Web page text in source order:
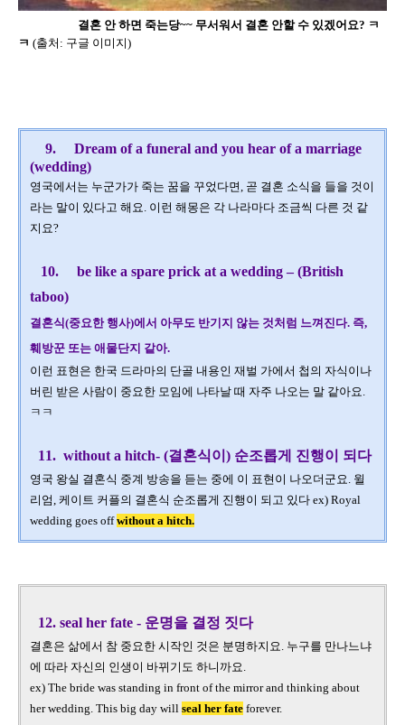
결혼 안 하면 죽는당~~ 무서워서 결혼 안할 수 있겠어요? ㅋ
ㅋ (출처 : 구글 이미지)
9.
Dream of a funeral and you hear of a marriage
(wedding)
영국에서는 누군가가 죽는 꿈을 꾸었다면, 곧 결혼 소식을 들을 것이
라는 말이 있다고 해요. 이런 해몽은 각 나라마다 조금씩 다른 것 같
지요?
10.
be like a spare prick at a wedding – (British
taboo)
결혼식(중요한 행사)에서 아무도 반기지 않는 것처럼 느껴진다. 즉,
훼방꾼 또는 애물단지 같아.
이런 표현은 한국 드라마의 단골 내용인 재벌 가에서 첩의 자식이나
버린 받은 사람이 중요한 모임에 나타날 때 자주 나오는 말 같아요.
ㅋㅋ
11. without a hitch- (결혼식이 ) 순조롭게 진행이 되다
영국 왕실 결혼식 중계 방송을 듣는 중에 이 표현이 나오더군요. 윌
리엄, 케이트 커플의 결혼식 순조롭게 진행이 되고 있다 ex) Royal
wedding goes off without a hitch.
12. seal her fate - 운명을 결정 짓다
결혼은 삶에서 참 중요한 시작인 것은 분명하지요. 누구를 만나느냐
에 따라 자신의 인생이 바뀌기도 하니까요.
ex) The bride was standing in front of the mirror and thinking about
her wedding. This big day will seal her fate forever.